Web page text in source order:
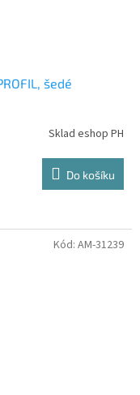
šedé
Sklad eshop PH
Do košíku
Kód: AM-31239